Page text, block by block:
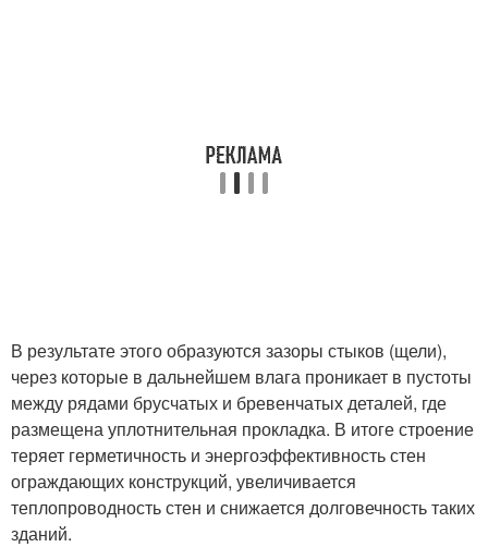
В результате этого образуются зазоры стыков (щели),
через которые в дальнейшем влага проникает в пустоты
между рядами брусчатых и бревенчатых деталей, где
размещена уплотнительная прокладка. В итоге строение
теряет герметичность и энергоэффективность стен
ограждающих конструкций, увеличивается
теплопроводность стен и снижается долговечность таких
зданий.